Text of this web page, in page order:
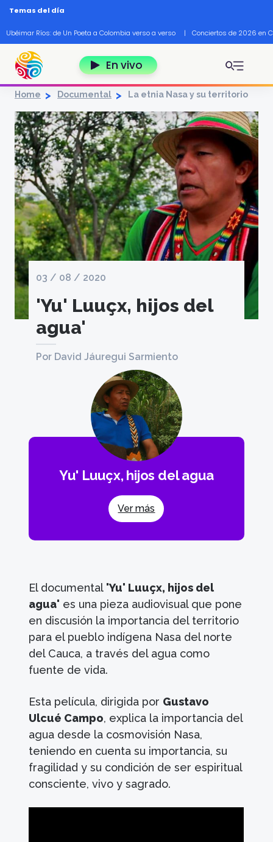
Pasar al contenido principal
Temas del día
Ubéimar Ríos: de Un Poeta a Colombia verso a verso | Conciertos de 2026 en
En vivo
Home Documental La etnia Nasa y su territorio
03 / 08 / 2020
'Yu' Luuçx, hijos del
agua'
Por David Jáuregui Sarmiento
Yu' Luuçx, hijos del agua
Ver más
El documental 'Yu' Luuçx, hijos del
agua' es una pieza audiovisual que pone
en discusión la importancia del territorio
para el pueblo indígena Nasa del norte
del Cauca, a través del agua como
fuente de vida.
Esta película, dirigida por Gustavo
Ulcué Campo, explica la importancia del
agua desde la cosmovisión Nasa,
teniendo en cuenta su importancia, su
fragilidad y su condición de ser espiritual
consciente, vivo y sagrado.